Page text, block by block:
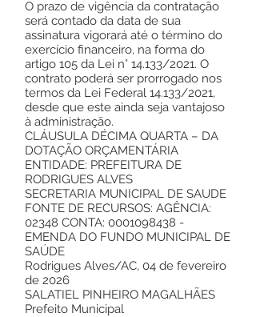
O prazo de vigência da contratação
será contado da data de sua
assinatura vigorará até o término do
exercício financeiro, na forma do
artigo 105 da Lei n° 14.133/2021. O
contrato poderá ser prorrogado nos
termos da Lei Federal 14.133/2021,
desde que este ainda seja vantajoso
à administração.
CLÁUSULA DÉCIMA QUARTA – DA
DOTAÇÃO ORÇAMENTÁRIA
ENTIDADE: PREFEITURA DE
RODRIGUES ALVES
SECRETARIA MUNICIPAL DE SAUDE
FONTE DE RECURSOS: AGÊNCIA:
02348 CONTA: 0001098438 -
EMENDA DO FUNDO MUNICIPAL DE
SAÚDE
Rodrigues Alves/AC, 04 de fevereiro
de 2026
SALATIEL PINHEIRO MAGALHÃES
Prefeito Municipal